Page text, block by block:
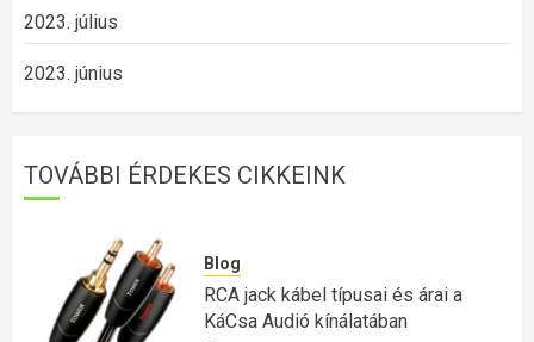
2023. július
2023. június
TOVÁBBI ÉRDEKES CIKKEINK
Blog
RCA jack kábel típusai és árai a
KáCsa Audió kínálatában